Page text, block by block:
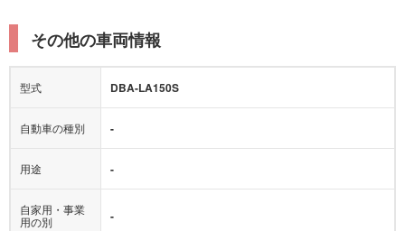
その他の車両情報
型式 DBA-LA150S
自動車の種別 -
用途 -
自家用・事業
用の別
-